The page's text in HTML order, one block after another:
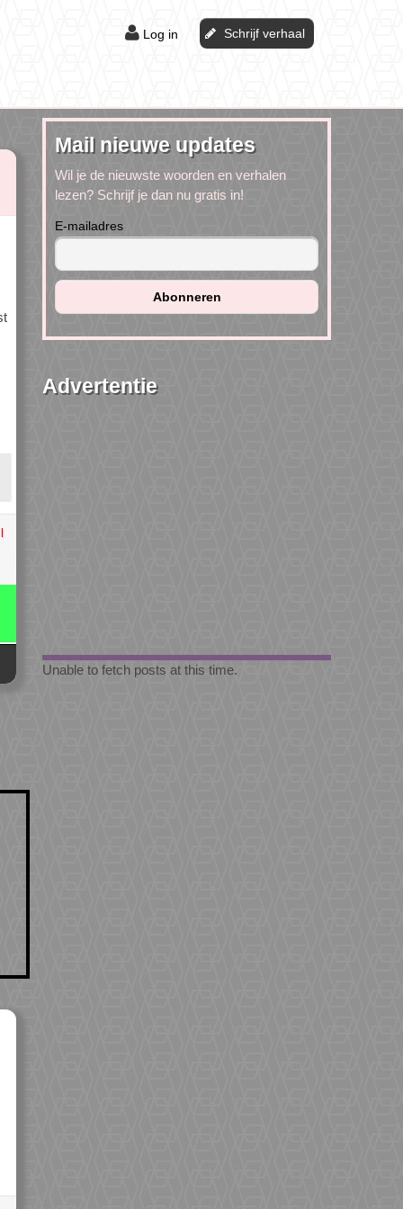
Log in Schrijf verhaal
Mail nieuwe updates
Wil je de nieuwste woorden en verhalen
lezen? Schrijf je dan nu gratis in!
E-mailadres
Advertentie
Unable to fetch posts at this time.